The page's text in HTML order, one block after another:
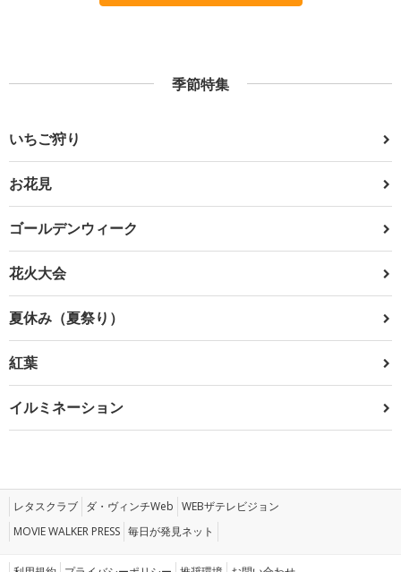
季節特集
いちご狩り
お花見
ゴールデンウィーク
花火大会
夏休み（夏祭り）
紅葉
イルミネーション
レタスクラブ ダ・ヴィンチWeb WEBザテレビジョン
MOVIE WALKER PRESS 毎日が発見ネット